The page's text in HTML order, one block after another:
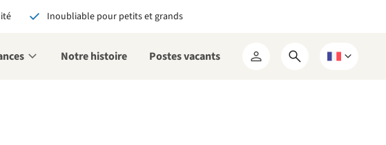
Inoubliable pour petits et grands
Notre histoire Postes vacants
Mon
Ouvrir
Choisissez